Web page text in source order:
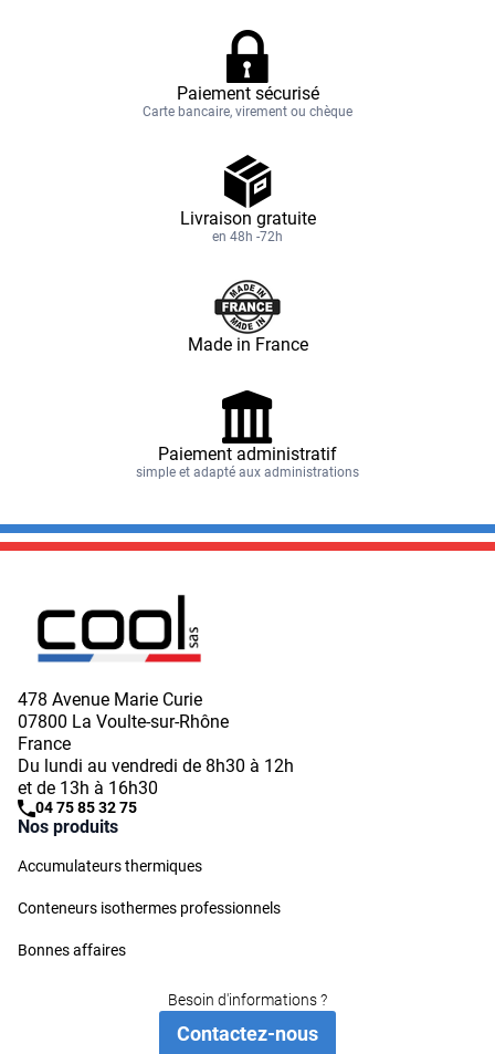
Paiement sécurisé
Carte bancaire, virement ou chèque
Livraison gratuite
en 48h -72h
Made in France
Paiement administratif
simple et adapté aux administrations
478 Avenue Marie Curie
07800 La Voulte-sur-Rhône
France
Du lundi au vendredi de 8h30 à 12h
et de 13h à 16h30
04 75 85 32 75
Nos produits
Accumulateurs thermiques
Conteneurs isothermes professionnels
Bonnes affaires
Besoin d'informations ?
Contactez-nous